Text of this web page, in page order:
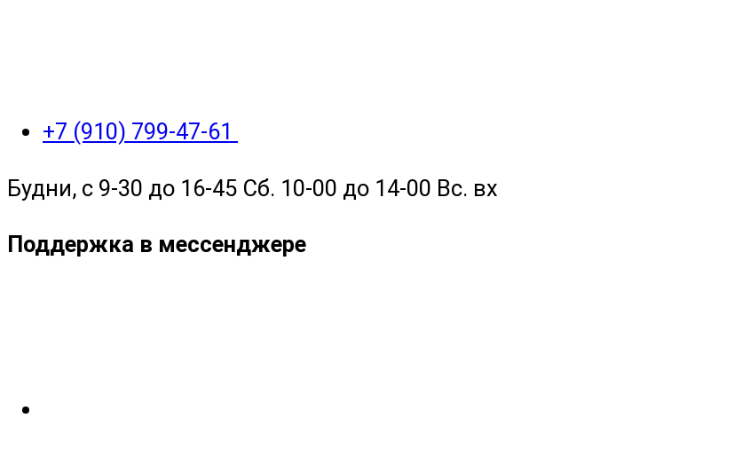
+7 (910) 799-47-61
Будни, с 9-30 до 16-45 Сб. 10-00 до 14-00 Вс. вх
Поддержка в мессенджере